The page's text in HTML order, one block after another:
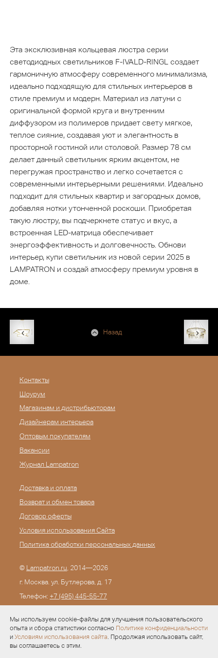
Мы используем cookie-файлы для улучшения пользовательского
опыта и сбора статистики согласно Политике конфиденциальности
и Условиям использования сайта. Продолжая использовать сайт,
вы соглашаетесь с этим.
Эта эксклюзивная кольцевая люстра серии
светодиодных светильников F-IVALD-RINGL создает
гармоничную атмосферу современного минимализма,
идеально подходящую для стильных интерьеров в
стиле премиум и модерн. Материал из латуни с
оригинальной формой круга и внутренним
диффузором из полимеров придает свету мягкое,
теплое сияние, создавая уют и элегантность в
просторной гостиной или столовой. Размер 78 см
делает данный светильник ярким акцентом, не
перегружая пространство и легко сочетается с
современными интерьерными решениями. Идеально
подходит для стильных квартир и загородных домов,
добавляя нотки утонченной роскоши. Приобретая
такую люстру, вы подчеркнете статус и вкус, а
встроенная LED-матрица обеспечивает
энергоэффективность и долговечность. Обнови
интерьер, купи светильник из новой серии 2025 в
LAMPATRON и создай атмосферу премиум уровня в
доме.
Назад
Контакты
Шоурум
Магазинам и дистрибьюторам
Дизайнерам интерьера
Оптовым покупателям
Вакансии
Журнал Lampatron
Доставка и оплата
Возврат и обмен товара
Договор оферты
Условия использования Сайта
Политика обработки персональных данных
© Lampatron.ru, 2014—2026
г. Москва. ул. Бутлерова, д. 17
Телефон: +7 (495) 445-55-77
Разработка —Evid.ru